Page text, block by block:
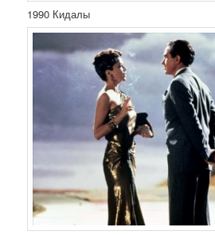
1990 Кидалы